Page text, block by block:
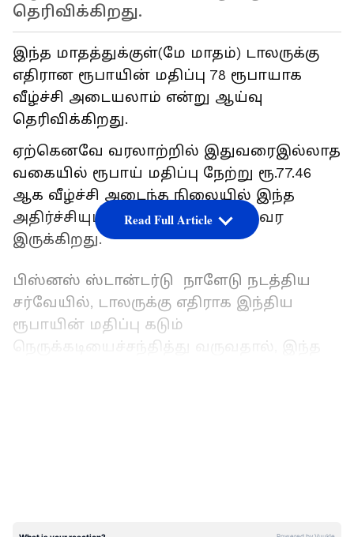
தெரிவிக்கிறது.
இந்த மாதத்துக்குள்(மே மாதம்) டாலருக்கு
எதிரான ரூபாயின் மதிப்பு 78 ரூபாயாக
வீழ்ச்சி அடையலாம் என்று ஆய்வு
தெரிவிக்கிறது.
ஏற்கெனவே வரலாற்றில் இதுவரைஇல்லாத
வகையில் ரூபாய் மதிப்பு நேற்று ரூ.77.46
ஆக வீழ்ச்சி அடைந்த நிலையில் இந்த
அதிர்ச்சியும் இந்த மாதத்துக்குள் வர
இருக்கிறது.
பிஸ்னஸ் ஸ்டான்டர்டு நாளேடு நடத்திய
சர்வேயில், டாலருக்கு எதிராக இந்திய
ரூபாயின் மதிப்பு கடும்
நெருக்கடியைச்சந்தித்து வருவதால், இந்த
Read Full Article